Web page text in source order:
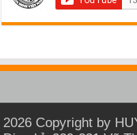
2026 Copyright by